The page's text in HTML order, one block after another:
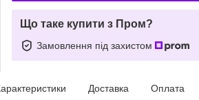
Що таке купити з Пром?
Замовлення під захистом
Доставка Оплата